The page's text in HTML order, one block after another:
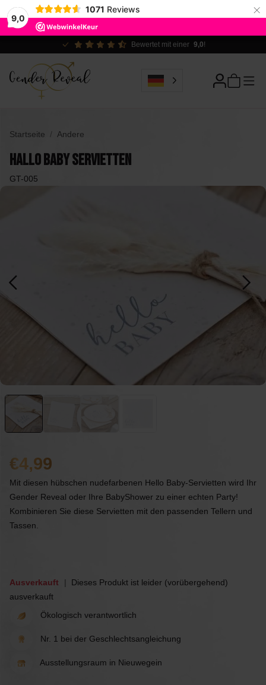
9,0
1071 Reviews ×
Ökologisch verantwortlich
Startseite Andere
Hallo Baby Servietten
GT-005
4,99
Mit diesen hübschen nudefarbenen Hello Baby-Servietten wird Ihr
Gender Reveal oder Ihre BabyShower zu einer echten Party!
Kombinieren Sie diese Servietten mit den passenden Tellern und
Tassen.
Ausverkauft
Dieses Produkt ist leider (vorübergehend)
ausverkauft
Ökologisch verantwortlich
Nr. 1 bei der Geschlechtsangleichung
Ausstellungsraum in Nieuwegein